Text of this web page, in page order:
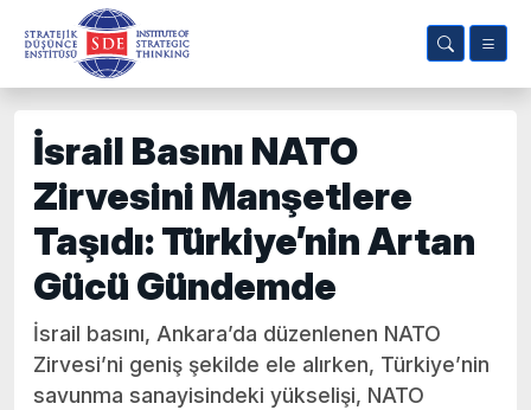
İsrail Basını NATO
Zirvesini Manşetlere
Taşıdı: Türkiye’nin Artan
Gücü Gündemde
İsrail basını, Ankara’da düzenlenen NATO
Zirvesi’ni geniş şekilde ele alırken, Türkiye’nin
savunma sanayisindeki yükselişi, NATO